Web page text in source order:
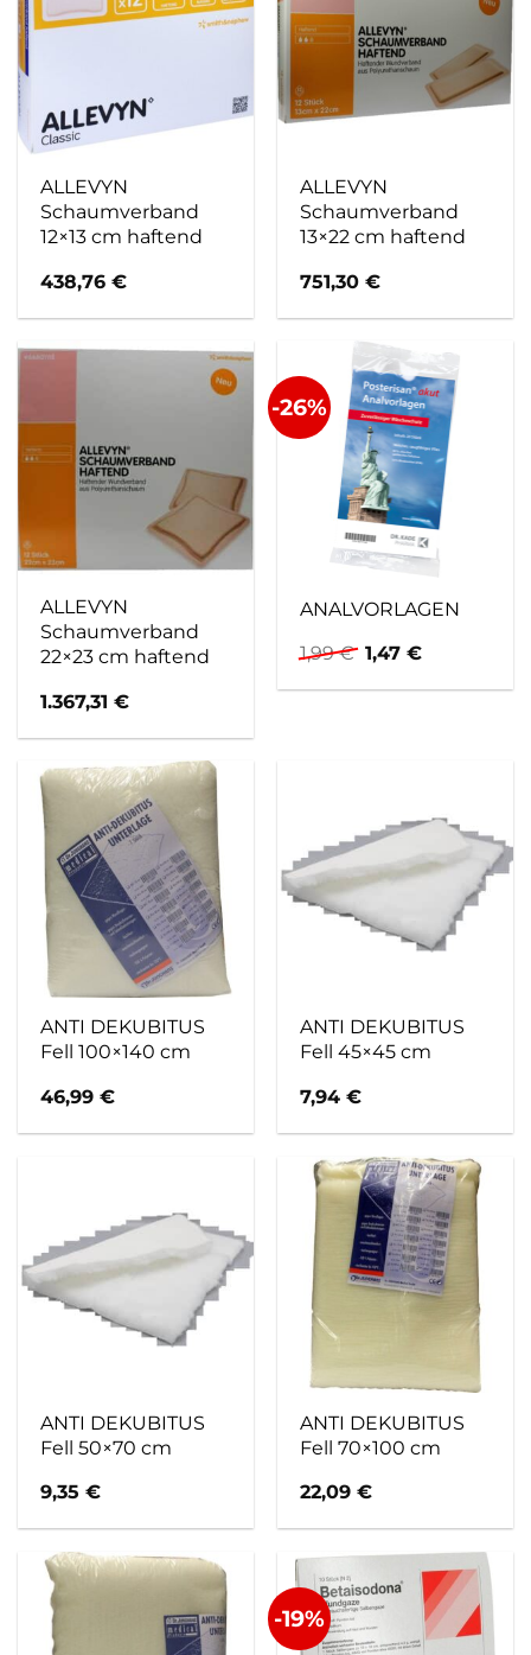
ALLEVYN
Schaumverband
12×13 cm haftend
438,76€
ALLEVYN
Schaumverband
13×22 cm haftend
751,30€
ALLEVYN
Schaumverband
22×23 cm haftend
1.367,31€
-26%
ANALVORLAGEN
1,99€ Ursprünglicher
Preis
war:
1,47€Aktueller
ist:
ANTI DEKUBITUS
Fell 100×140 cm
46,99€
ANTI DEKUBITUS
Fell 45×45 cm
7,94€
ANTI DEKUBITUS
Fell 50×70 cm
9,35€
ANTI DEKUBITUS
Fell 70×100 cm
22,09€
-19%